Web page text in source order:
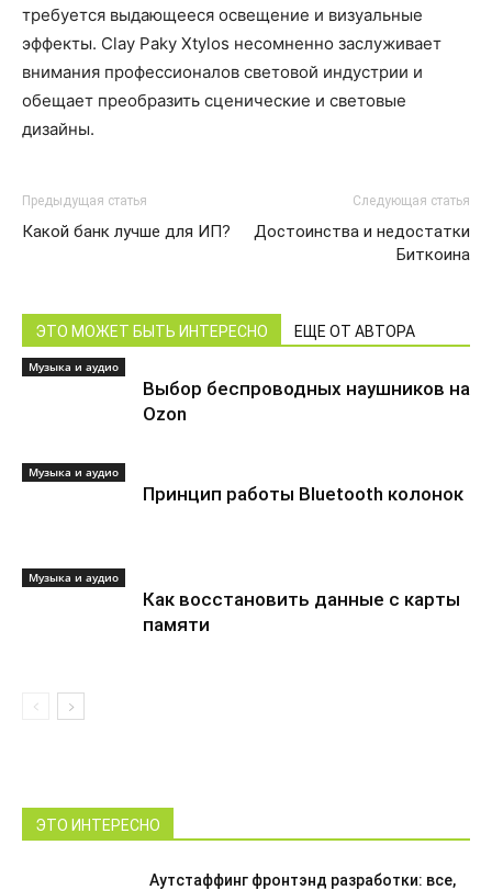
требуется выдающееся освещение и визуальные
эффекты. Clay Paky Xtylos несомненно заслуживает
внимания профессионалов световой индустрии и
обещает преобразить сценические и световые
дизайны.
Предыдущая статья
Какой банк лучше для ИП?
Следующая статья
Достоинства и недостатки
Биткоина
ЭТО МОЖЕТ БЫТЬ ИНТЕРЕСНО ЕЩЕ ОТ АВТОРА
Музыка и аудио
Выбор беспроводных наушников на
Ozon
Музыка и аудио
Принцип работы Bluetooth колонок
Музыка и аудио
Как восстановить данные с карты
памяти
ЭТО ИНТЕРЕСНО
Аутстаффинг фронтэнд разработки: все,